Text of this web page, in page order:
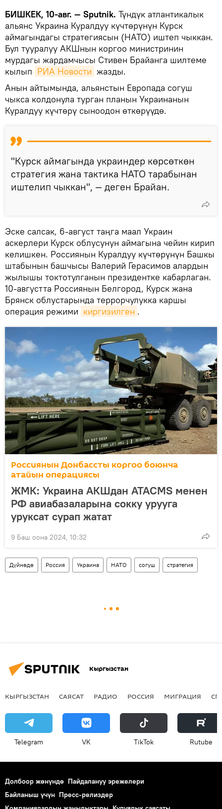
БИШКЕК, 10-авг. — Sputnik. Түндүк атлантикалык
альянс Украина Куралдуу күчтөрүнүн Курск
аймагындагы стратегиясын (НАТО) иштеп чыккан.
Бул тууралуу АКШнын коргоо министринин
мурдагы жардамчысы Стивен Брайанга шилтеме
кылып РИА Новости жазды.
Анын айтымында, альянстын Европада согуш
чыкса колдонула турган планын Украинанын
Куралдуу күчтөрү сыноодон өткөрүүдө.
"Курск аймагында украиндер көрсөткөн
стратегия жана тактика НАТО тарабынан
иштелип чыккан", — деген Брайан.
Эске салсак, 6-август таңга маал Украин
аскерлери Курск облусунун аймагына чейин кирип
келишкен. Россиянын Куралдуу күчтөрүнүн Башкы
штабынын башчысы Валерий Герасимов алардын
жылышы токтотулганын президентке кабарлаган.
10-августта Россиянын Белгород, Курск жана
Брянск облустарында террорчулукка каршы
операция режими киргизилген .
Россиянын Донбассты коргоо боюнча
атайын операциясы
ЖМК: Украина АКШдан ATACMS менен
РФ авиабазаларына сокку урууга
уруксат сурап жатат
9 Баш оона 2024, 10:32
Дүйнөдө Россия Украина НАТО согуш стратегия
Кыргызстан
КЫРГЫЗСТАН САЯСАТ РАДИО РОССИЯ МИГРАЦИЯ
Telegram VK ТikТоk Rutube
Долбоор жөнүндө Пайдалануу эрежелери
Байланыш үчүн Пресс-релиздер